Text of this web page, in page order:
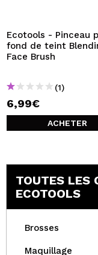
Ecotools - Pinceau
fond de teint
Face Brush
(1)
6,99€
ACHETER
TOUTES LES
ECOTOOLS
Brosses
Maquillage